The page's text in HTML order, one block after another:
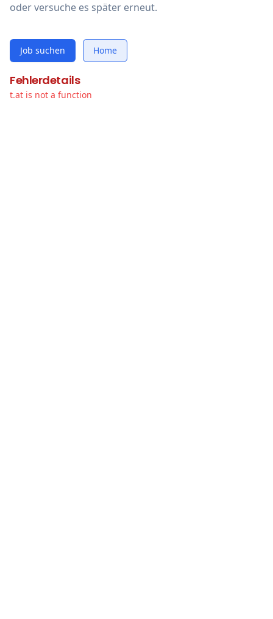
oder versuche es später erneut.
Job suchen Home
Fehlerdetails
t.at is not a function